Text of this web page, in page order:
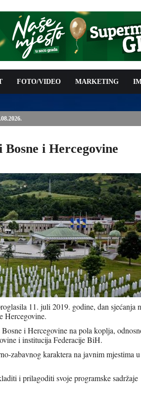
FOTO/VIDEO MARKETING
i Hercegovine
11. juli 2019. godine, dan sjećanja
Hercegovine.
i Hercegovine na pola koplja,
i institucija Federacije BiH.
zabavnog karaktera na javnim mjestima u
i prilagoditi svoje programske sadržaje